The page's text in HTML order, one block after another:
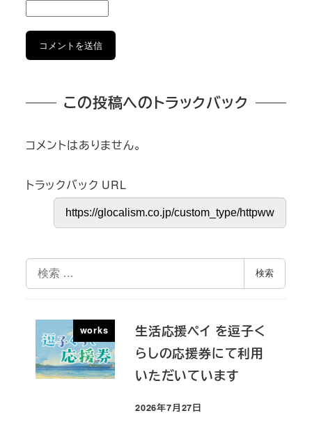
この投稿へのトラックバック
コメントはありません。
トラックバック URL
検
索
検索
works
生活応援ペイ を逗子く
らしの応援券にて利用
いただいています
投稿日
2026年7月27日